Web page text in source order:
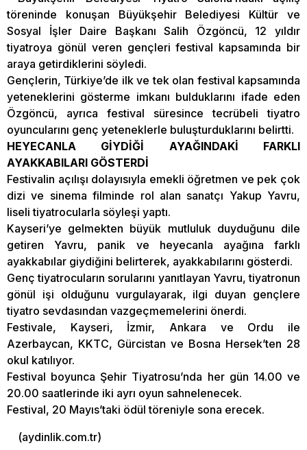
töreninde konuşan Büyükşehir Belediyesi Kültür ve
Sosyal İşler Daire Başkanı Salih Özgöncü, 12 yıldır
tiyatroya gönül veren gençleri festival kapsamında bir
araya getirdiklerini söyledi.
Gençlerin, Türkiye’de ilk ve tek olan festival kapsamında
yeteneklerini gösterme imkanı bulduklarını ifade eden
Özgöncü, ayrıca festival süresince tecrübeli tiyatro
oyuncularını genç yeteneklerle buluşturduklarını belirtti.
HEYECANLA GİYDİĞİ AYAĞINDAKİ FARKLI
AYAKKABILARI GÖSTERDİ
Festivalin açılışı dolayısıyla emekli öğretmen ve pek çok
dizi ve sinema filminde rol alan sanatçı Yakup Yavru,
liseli tiyatrocularla söyleşi yaptı.
Kayseri’ye gelmekten büyük mutluluk duyduğunu dile
getiren Yavru, panik ve heyecanla ayağına farklı
ayakkabılar giydiğini belirterek, ayakkabılarını gösterdi.
Genç tiyatrocuların sorularını yanıtlayan Yavru, tiyatronun
gönül işi olduğunu vurgulayarak, ilgi duyan gençlere
tiyatro sevdasından vazgeçmemelerini önerdi.
Festivale, Kayseri, İzmir, Ankara ve Ordu ile
Azerbaycan, KKTC, Gürcistan ve Bosna Hersek’ten 28
okul katılıyor.
Festival boyunca Şehir Tiyatrosu’nda her gün 14.00 ve
20.00 saatlerinde iki ayrı oyun sahnelenecek.
Festival, 20 Mayıs’taki ödül töreniyle sona erecek.
(aydinlik.com.tr)